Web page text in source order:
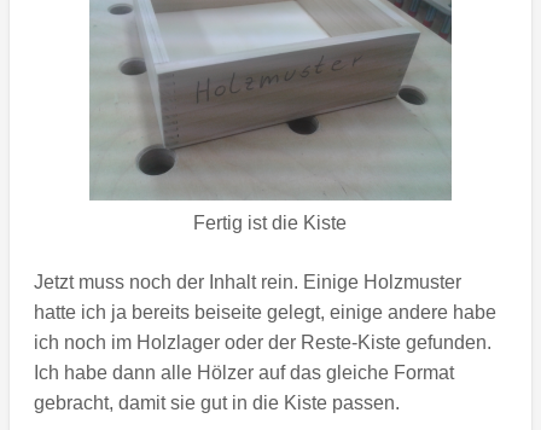
Fertig ist die Kiste
Jetzt muss noch der Inhalt rein. Einige Holzmuster
hatte ich ja bereits beiseite gelegt, einige andere habe
ich noch im Holzlager oder der Reste-Kiste gefunden.
Ich habe dann alle Hölzer auf das gleiche Format
gebracht, damit sie gut in die Kiste passen.